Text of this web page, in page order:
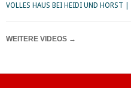
VOLLES HAUS BEI HEIDI UND HORST
WEITERE VIDEOS →